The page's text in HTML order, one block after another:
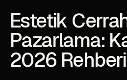
Estetik
Pazarlama:
2026 Rehberi